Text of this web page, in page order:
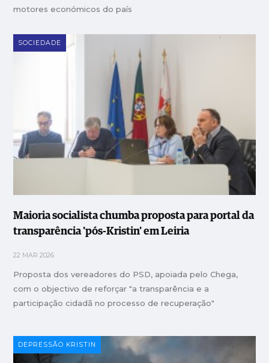
motores económicos do país
SOCIEDADE
Maioria socialista chumba proposta para portal da
transparência 'pós-Kristin' em Leiria
22 MAR 2026
Proposta dos vereadores do PSD, apoiada pelo Chega,
com o objectivo de reforçar "a transparência e a
participação cidadã no processo de recuperação"
DEPRESSÃO KRISTIN